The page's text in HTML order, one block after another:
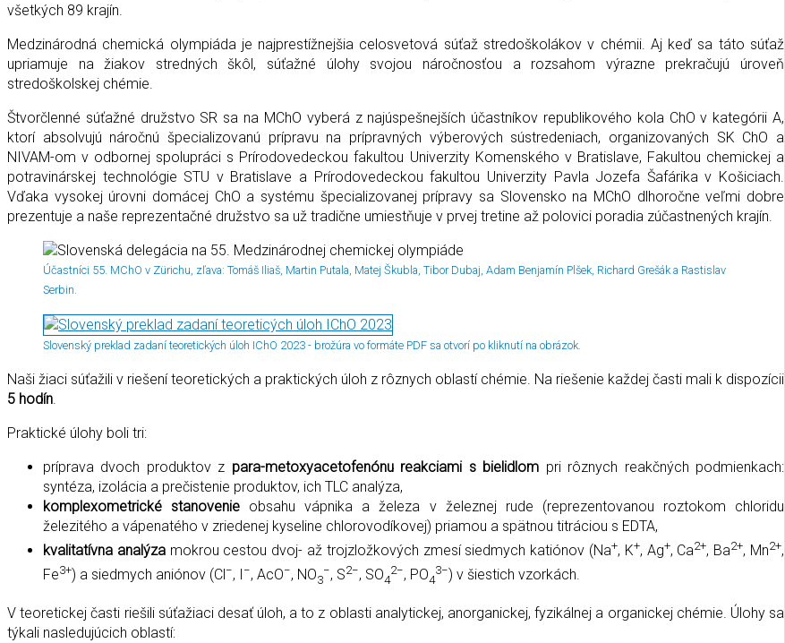
všetkých 89 krajín.
Medzinárodná chemická olympiáda je najprestížnejšia celosvetová súťaž stredoškolákov v chémii. Aj keď sa táto súťaž
upriamuje na žiakov stredných škôl, súťažné úlohy svojou náročnosťou a rozsahom výrazne prekračujú úroveň
stredoškolskej chémie.
Štvorčlenné súťažné družstvo SR sa na MChO vyberá z najúspešnejších účastníkov republikového kola ChO v kategórii A,
ktorí absolvujú náročnú špecializovanú prípravu na prípravných výberových sústredeniach, organizovaných SK ChO a
NIVAM-om v odbornej spolupráci s Prírodovedeckou fakultou Univerzity Komenského v Bratislave, Fakultou chemickej a
potravinárskej technológie STU v Bratislave a Prírodovedeckou fakultou Univerzity Pavla Jozefa Šafárika v Košiciach.
Vďaka vysokej úrovni domácej ChO a systému špecializovanej prípravy sa Slovensko na MChO dlhoročne veľmi dobre
prezentuje a naše reprezentačné družstvo sa už tradične umiestňuje v prvej tretine až polovici poradia zúčastnených krajín.
Účastníci 55. MChO v Zürichu, zľava: Tomáš Iliaš, Martin Putala, Matej Škubla, Tibor Dubaj, Adam Benjamín Plšek, Richard Grešák a Rastislav
Serbin.
Slovenský preklad zadaní teoretických úloh IChO 2023 - brožúra vo formáte PDF sa otvorí po kliknutí na obrázok.
Naši žiaci súťažili v riešení teoretických a praktických úloh z rôznych oblastí chémie. Na riešenie každej časti mali k dispozícii
5 hodín
Praktické úlohy boli tri:
príprava dvoch produktov z para-metoxyacetofenónu reakciami s bielidlom pri rôznych reakčných podmienkach:
syntéza, izolácia a prečistenie produktov, ich TLC analýza,
komplexometrické stanovenie obsahu vápnika a železa v železnej rude (reprezentovanou roztokom chloridu
železitého a vápenatého v zriedenej kyseline chlorovodíkovej) priamou a spätnou titráciou s EDTA,
kvalitatívna analýzamokrou cestou dvoj- až trojzložkových zmesí siedmych katiónov (Na+, K+, Ag+, Ca2+, Ba2+, Mn2+,
Fe3+) a siedmych aniónov (Cl −, I −, AcO−, NO3
−, S2−, SO4
2−, PO4
3−) v šiestich vzorkách.
V teoretickej časti riešili súťažiaci desať úloh, a to z oblasti analytickej, anorganickej, fyzikálnej a organickej chémie. Úlohy sa
týkali nasledujúcich oblastí: